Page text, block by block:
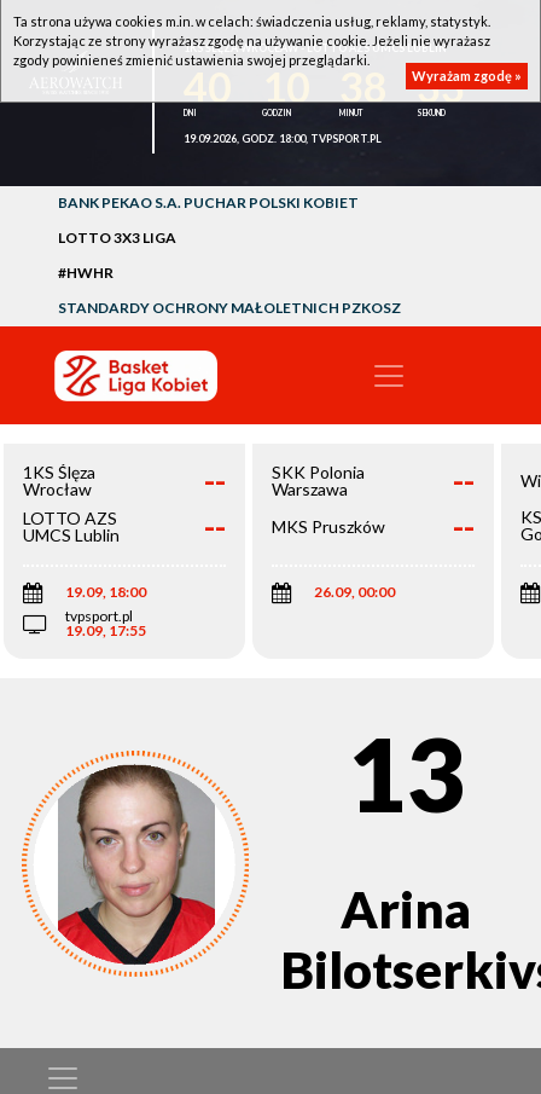
1KS ŚLĘZA WROCŁAW - LOTTO AZS UMCS LUBLIN
33
19.09.2026, GODZ. 18:00, TVPSPORT.PL
BANK PEKAO S.A. PUCHAR POLSKI KOBIET
LOTTO 3X3 LIGA
#HWHR
STANDARDY OCHRONY MAŁOLETNICH PZKOSZ
1KS Ślęza
Wrocław
--
LOTTO AZS
UMCS Lublin
--
19.09, 18:00
tvpsport.pl
19.09, 17:55
SKK Polonia
Warszawa
--
MKS Pruszków --
26.09, 00:00
13
Arina
Ta strona używa cookies m.in. w celach: świadczenia usług, reklamy, statystyk.
Korzystając ze strony wyrażasz zgodę na używanie cookie. Jeżeli nie wyrażasz
zgody powinieneś zmienić ustawienia swojej przeglądarki.
Wyrażam zgodę »